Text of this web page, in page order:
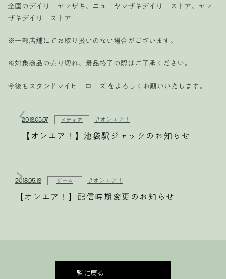
全国のデイリーヤマザキ、ニューヤマザキデイリーストア、ヤマ
ザキデイリーストアー
※一部店舗にてお取り扱いのない場合がございます。
※対象商品の売り切れ、景品終了の際はご了承ください。
今後もスタンドマイヒーローズ をよろしくお願いいたします。
2018.05.07 メディア #オンエア！
【オンエア！】池袋駅ジャックのお知らせ
2018.05.18 ゲーム #オンエア！
【オンエア！】配信時期変更のお知らせ
一覧に戻る